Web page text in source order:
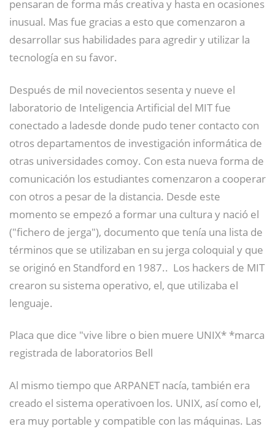
pensaran de forma más creativa y hasta en ocasiones
inusual. Mas fue gracias a esto que comenzaron a
desarrollar sus habilidades para agredir y utilizar la
tecnología en su favor.
Después de mil novecientos sesenta y nueve el
laboratorio de Inteligencia Artificial del MIT fue
conectado a ladesde donde pudo tener contacto con
otros departamentos de investigación informática de
otras universidades comoy. Con esta nueva forma de
comunicación los estudiantes comenzaron a cooperar
con otros a pesar de la distancia. Desde este
momento se empezó a formar una cultura y nació el
("fichero de jerga"), documento que tenía una lista de
términos que se utilizaban en su jerga coloquial y que
se originó en Standford en 1987.. ​ Los hackers de MIT
crearon su sistema operativo, el, que utilizaba el
lenguaje.
Placa que dice "vive libre o bien muere UNIX* *marca
registrada de laboratorios Bell
Al mismo tiempo que ARPANET nacía, también era
creado el sistema operativoen los. UNIX, así como el,
era muy portable y compatible con las máquinas. Las